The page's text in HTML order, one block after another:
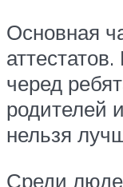
Основная
черед
родителей
нельзя
Среди